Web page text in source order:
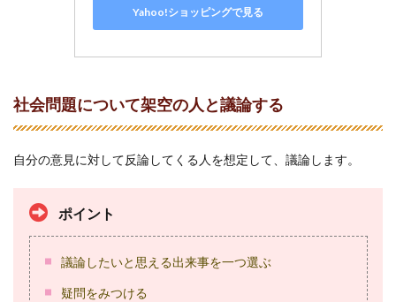
Yahoo!ショッピングで見る
社会問題について架空の人と議論する
自分の意見に対して反論してくる人を想定して、議論します。
ポイント
議論したいと思える出来事を一つ選ぶ
疑問をみつける